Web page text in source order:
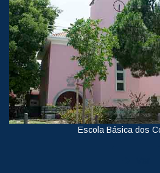
Escola Básica dos